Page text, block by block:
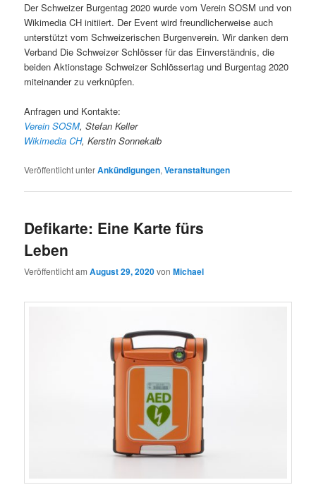
Der Schweizer Burgentag 2020 wurde vom Verein SOSM und von
Wikimedia CH initiiert. Der Event wird freundlicherweise auch
unterstützt vom Schweizerischen Burgenverein. Wir danken dem
Verband Die Schweizer Schlösser für das Einverständnis, die
beiden Aktionstage Schweizer Schlössertag und Burgentag 2020
miteinander zu verknüpfen.
Anfragen und Kontakte:
Verein SOSM, Stefan Keller
Wikimedia CH, Kerstin Sonnekalb
Veröffentlicht unterAnkündigungen,Veranstaltungen
Defikarte: Eine Karte fürs
Leben
Veröffentlicht amAugust 29, 2020vonMichael